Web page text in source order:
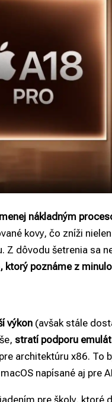
nákladným
kovy, čo zníži
Z dôvodu šetrenia sa
ktorý poznáme z
výkon (avšak stále
stratí podporu
architektúru x86. To
napísané aj pre
pre školy, ktoré